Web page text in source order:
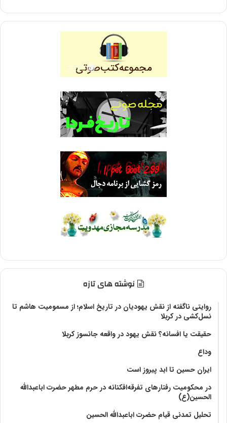
نوشته های تازه
روایتی ناگفته از نقش یهودیان در تاریخ اسلام؛ از مسمومیت هاشم تا
نسل‌کشی در کربلا
حقیقت یا افسانه؟‌ نقش یهود در واقعه جانسوز کربلا
وداع
ایران حسین تا ابد پیروز است
در محکومیت رفتارهای تفرقه‌افکنانه در حرم مطهر حضرت اباعبدالله
الحسین(ع)
تحلیل تمدنی قیام حضرت اباعبدالله الحسین